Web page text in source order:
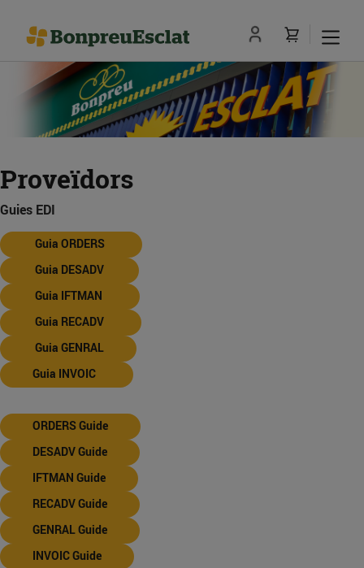
Proveïdors
Guies EDI
Guia ORDERS
Guia DESADV
Guia IFTMAN
Guia RECADV
Guia GENRAL
Guia INVOIC
ORDERS Guide
DESADV Guide
IFTMAN Guide
RECADV Guide
GENRAL Guide
INVOIC Guide